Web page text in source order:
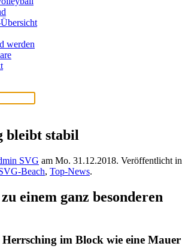
werden
bleibt stabil
SVG am Mo. 31.12.2018. Veröffentlicht in
Beach, Top-News.
einem ganz besonderen
Herrsching im Block wie eine Mauer